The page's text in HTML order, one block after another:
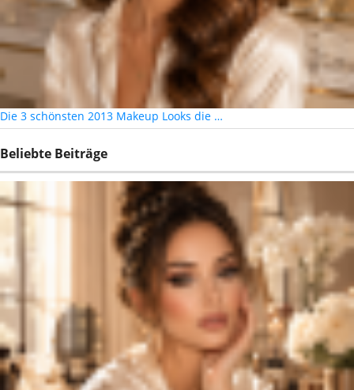
Die 3 schönsten 2013 Makeup Looks die …
Beliebte Beiträge